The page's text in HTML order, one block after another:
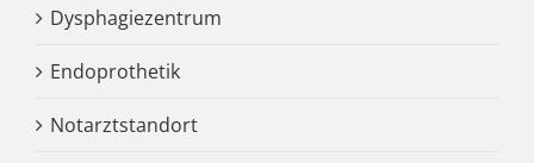
Dysphagiezentrum
Endoprothetik
Notarztstandort